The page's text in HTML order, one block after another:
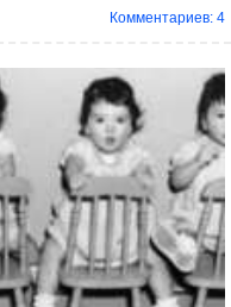
Комментариев: 4